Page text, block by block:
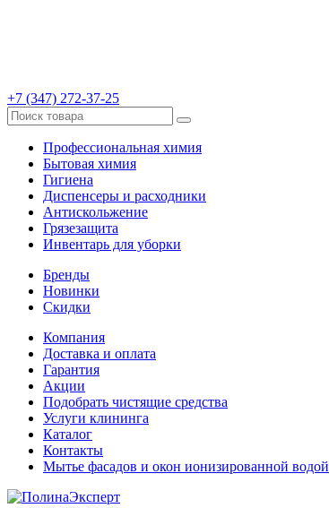
+7 (347) 272-37-25
Профессиональная химия
Бытовая химия
Гигиена
Диспенсеры и расходники
Антискольжение
Грязезащита
Инвентарь для уборки
Бренды
Новинки
Скидки
Компания
Доставка и оплата
Гарантия
Акции
Подобрать чистящие средства
Услуги клининга
Каталог
Контакты
Мытье фасадов и окон ионизированной водой